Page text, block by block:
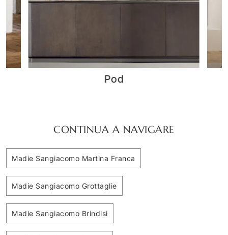
MADIA MUSA 15.48 - 15.49
CONTINUA A NAVIGARE
Madie Sangiacomo Martina Franca
Madie Sangiacomo Grottaglie
Madie Sangiacomo Brindisi